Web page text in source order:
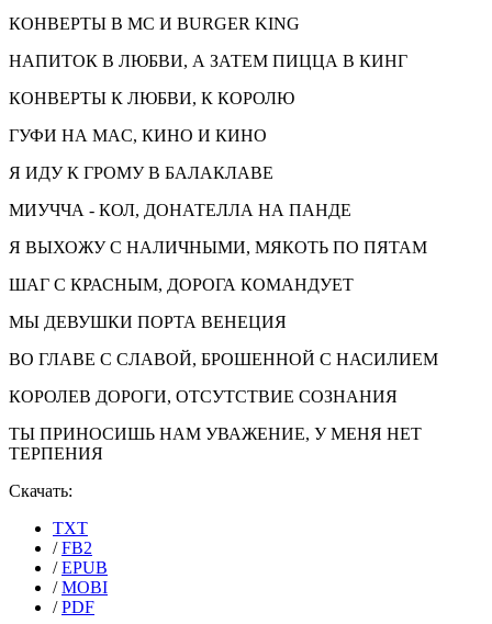
КОНВЕРТЫ В MC И BURGER KING
НАПИТОК В ЛЮБВИ, А ЗАТЕМ ПИЦЦА В КИНГ
КОНВЕРТЫ К ЛЮБВИ, К КОРОЛЮ
ГУФИ НА MAC, КИНО И КИНО
Я ИДУ К ГРОМУ В БАЛАКЛАВЕ
МИУЧЧА - КОЛ, ДОНАТЕЛЛА НА ПАНДЕ
Я ВЫХОЖУ С НАЛИЧНЫМИ, МЯКОТЬ ПО ПЯТАМ
ШАГ С КРАСНЫМ, ДОРОГА КОМАНДУЕТ
МЫ ДЕВУШКИ ПОРТА ВЕНЕЦИЯ
ВО ГЛАВЕ С СЛАВОЙ, БРОШЕННОЙ С НАСИЛИЕМ
КОРОЛЕВ ДОРОГИ, ОТСУТСТВИЕ СОЗНАНИЯ
ТЫ ПРИНОСИШЬ НАМ УВАЖЕНИЕ, У МЕНЯ НЕТ
ТЕРПЕНИЯ
Скачать:
TXT
/FB2
/EPUB
/MOBI
/PDF